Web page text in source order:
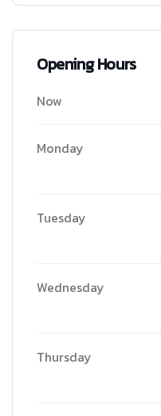
Opening Hours
Now
Monday
Tuesday
Wednesday
Thursday